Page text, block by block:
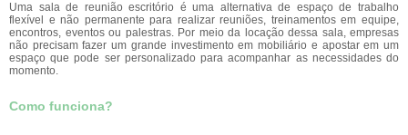
Uma sala de reunião escritório é uma alternativa de espaço de trabalho
flexível e não permanente para realizar reuniões, treinamentos em equipe,
encontros, eventos ou palestras. Por meio da locação dessa sala, empresas
não precisam fazer um grande investimento em mobiliário e apostar em um
espaço que pode ser personalizado para acompanhar as necessidades do
momento.
Como funciona?